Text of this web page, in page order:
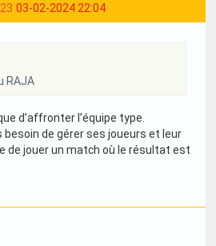
03-02-2024 22:04
RAJA
d’affronter l’équipe type.
besoin de gérer ses joueurs et leur
de jouer un match où le résultat est